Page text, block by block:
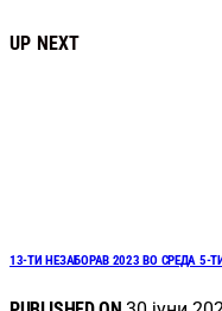
UP NEXT
13-ТИ НЕЗАБОРАВ 2023 ВО СРЕДА 5-